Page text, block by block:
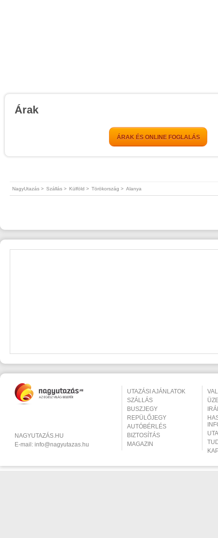
Árak
ÁRAK ÉS ONLINE FOGLALÁS
NagyUtazás > Szállás > Külföld > Törökország > Alanya
NAGYUTAZÁS.HU
E-mail: info@nagyutazas.hu
UTAZÁSI AJÁNLATOK
SZÁLLÁS
BUSZJEGY
REPÜLŐJEGY
AUTÓBÉRLÉS
BIZTOSÍTÁS
MAGAZIN